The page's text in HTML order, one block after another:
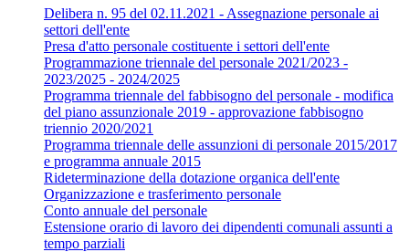
Delibera n. 95 del 02.11.2021 - Assegnazione personale ai
settori dell'ente
Presa d'atto personale costituente i settori dell'ente
Programmazione triennale del personale 2021/2023 -
2023/2025 - 2024/2025
Programma triennale del fabbisogno del personale - modifica
del piano assunzionale 2019 - approvazione fabbisogno
triennio 2020/2021
Programma triennale delle assunzioni di personale 2015/2017
e programma annuale 2015
Rideterminazione della dotazione organica dell'ente
Organizzazione e trasferimento personale
Conto annuale del personale
Estensione orario di lavoro dei dipendenti comunali assunti a
tempo parziali